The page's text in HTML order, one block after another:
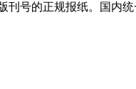
号的正规报纸。国内统